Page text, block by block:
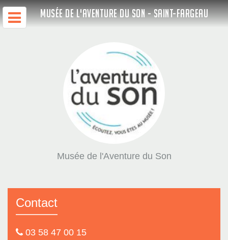
MUSÉE DE L'AVENTURE DU SON - SAINT-FARGEAU
Musée de l'Aventure du Son
Contact
03 58 47 00 15